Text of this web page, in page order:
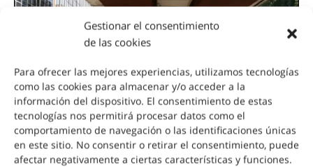
Gestionar el consentimiento
de las cookies
Para ofrecer las mejores experiencias, utilizamos tecnologías
como las cookies para almacenar y/o acceder a la
información del dispositivo. El consentimiento de estas
tecnologías nos permitirá procesar datos como el
comportamiento de navegación o las identificaciones únicas
en este sitio. No consentir o retirar el consentimiento, puede
afectar negativamente a ciertas características y funciones.